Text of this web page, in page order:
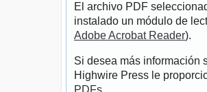
El archivo PDF
instalado un módulo de
Adobe Acrobat Reader).
Si desea más información
Highwire Press le